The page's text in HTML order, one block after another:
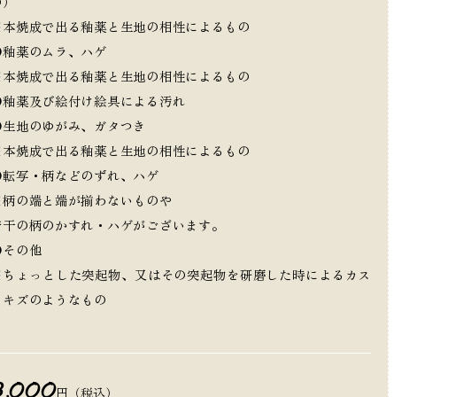
焼成で出る釉薬と生地の相性によるもの
薬のムラ、ハゲ
焼成で出る釉薬と生地の相性によるもの
薬及び絵付け絵具による汚れ
地のゆがみ、ガタつき
焼成で出る釉薬と生地の相性によるもの
写・柄などのずれ、ハゲ
の端と端が揃わないものや
の柄のかすれ・ハゲがございます。
の他
ょっとした突起物、又はその突起物を研磨した時によるカス
キズのようなもの
円（税込）